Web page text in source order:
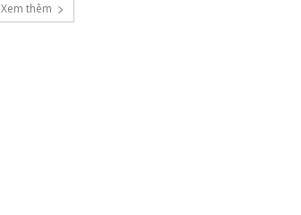
Xem thêm